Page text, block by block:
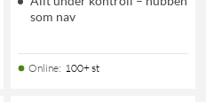
som nav
Online: 100+ st